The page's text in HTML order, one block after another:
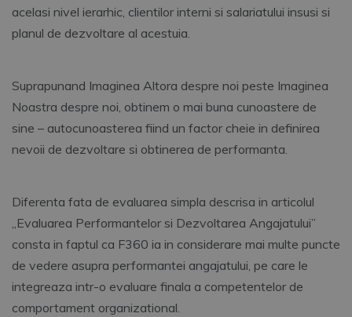
acelasi nivel ierarhic, clientilor interni si salariatului insusi si
planul de dezvoltare al acestuia.
Suprapunand Imaginea Altora despre noi peste Imaginea
Noastra despre noi, obtinem o mai buna cunoastere de
sine – autocunoasterea fiind un factor cheie in definirea
nevoii de dezvoltare si obtinerea de performanta.
Diferenta fata de evaluarea simpla descrisa in articolul
„Evaluarea Performantelor si Dezvoltarea Angajatului”
consta in faptul ca F360 ia in considerare mai multe puncte
de vedere asupra performantei angajatului, pe care le
integreaza intr-o evaluare finala a competentelor de
comportament organizational.